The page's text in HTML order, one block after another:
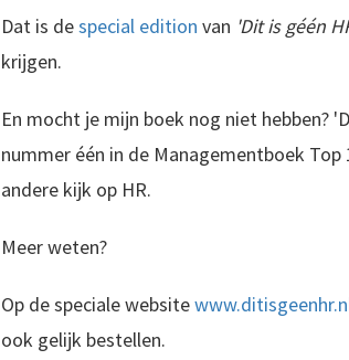
Dat is despecial edition van 'Dit is géén
krijgen.
En mocht je mijn boek nog niet hebben?
nummer één in de Managementboek
andere kijk op HR.
Meer weten?
Op de speciale website
ook gelijk bestellen.